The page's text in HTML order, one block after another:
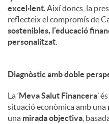
excel·lent. Així doncs, la
reflecteix el compromís de
sostenibles, l’educació
personalitzat.
Diagnòstic amb doble
La ‘Meva Salut Financera’
situació econòmica amb una
una mirada objectiva ,